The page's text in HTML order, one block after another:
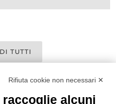
TUTTI
Rifiuta cookie non necessari ✕
alcuni